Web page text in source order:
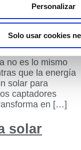
Personalizar
Solo usar cookies
AHORA
LAS 10 COSAS
no es lo mismo
que la energía
solar para
captadores
en […]
solar